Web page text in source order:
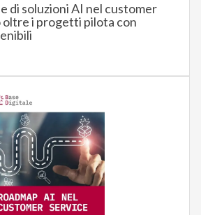
di soluzioni AI nel customer
oltre i progetti pilota con